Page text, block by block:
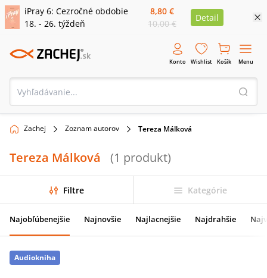
iPray 6: Cezročné obdobie
18. - 26. týždeň
8,80 €
10,00 €
Detail
Konto Wishlist Košík Menu
Zachej Zoznam autorov Tereza Málková
Tereza Málková (1 produkt)
Filtre Kategórie
Najobľúbenejšie Najnovšie Najlacnejšie Najdrahšie
Audiokniha